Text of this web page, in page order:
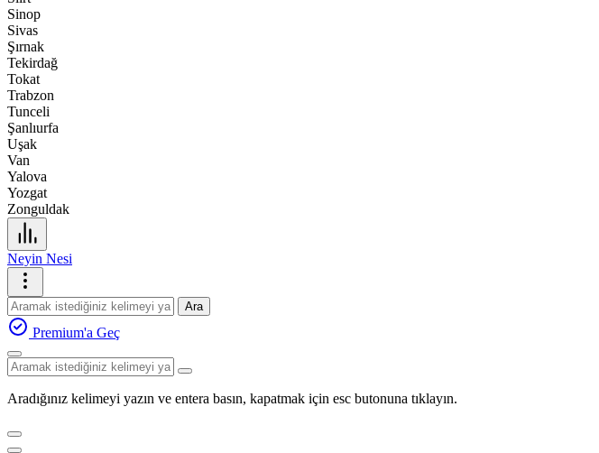
Sinop
Sivas
Şırnak
Tekirdağ
Tokat
Trabzon
Tunceli
Şanlıurfa
Uşak
Van
Yalova
Yozgat
Zonguldak
Neyin Nesi
Ara
Premium'a Geç
Aradığınız kelimeyi yazın ve entera basın, kapatmak için esc butonuna tıklayın.